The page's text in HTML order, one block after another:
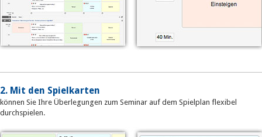
2. Mit den Spielkarten
können Sie Ihre Überlegungen zum Seminar auf dem Spielplan flexibel
durchspielen.